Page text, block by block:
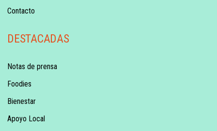
Contacto
DESTACADAS
Notas de prensa
Foodies
Bienestar
Apoyo Local